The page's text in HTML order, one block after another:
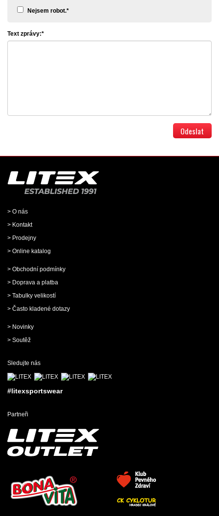
Nejsem robot.*
Text zprávy:*
> O nás
> Kontakt
> Prodejny
> Online katalog
> Obchodní podmínky
> Doprava a platba
> Tabulky velikostí
> Často kladené dotazy
> Novinky
> Soutěž
Sledujte nás
#litexsportswear
Partneři